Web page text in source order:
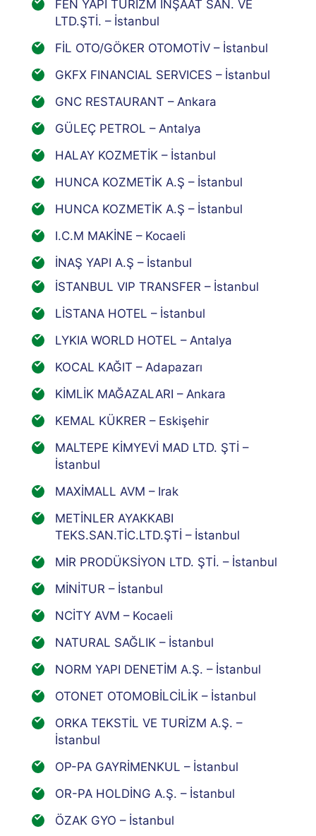
FEN YAPI TURİZM İNŞAAT SAN. VE
LTD.ŞTİ. – İstanbul
FİL OTO/GÖKER OTOMOTİV – İstanbul
GKFX FINANCIAL SERVICES – İstanbul
GNC RESTAURANT – Ankara
GÜLEÇ PETROL – Antalya
HALAY KOZMETİK – İstanbul
HUNCA KOZMETİK A.Ş – İstanbul
HUNCA KOZMETİK A.Ş – İstanbul
I.C.M MAKİNE – Kocaeli
İNAŞ YAPI A.Ş – İstanbul
İSTANBUL VIP TRANSFER – İstanbul
LİSTANA HOTEL – İstanbul
LYKIA WORLD HOTEL – Antalya
KOCAL KAĞIT – Adapazarı
KİMLİK MAĞAZALARI – Ankara
KEMAL KÜKRER – Eskişehir
MALTEPE KİMYEVİ MAD LTD. ŞTİ –
İstanbul
MAXİMALL AVM – Irak
METİNLER AYAKKABI
TEKS.SAN.TİC.LTD.ŞTİ – İstanbul
MİR PRODÜKSİYON LTD. ŞTİ. – İstanbul
MİNİTUR – İstanbul
NCİTY AVM – Kocaeli
NATURAL SAĞLIK – İstanbul
NORM YAPI DENETİM A.Ş. – İstanbul
OTONET OTOMOBİLCİLİK – İstanbul
ORKA TEKSTİL VE TURİZM A.Ş. –
İstanbul
OP-PA GAYRİMENKUL – İstanbul
OR-PA HOLDİNG A.Ş. – İstanbul
ÖZAK GYO – İstanbul